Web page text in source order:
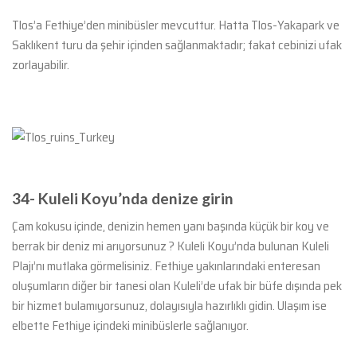
Tlos’a Fethiye’den minibüsler mevcuttur. Hatta Tlos-Yakapark ve
Saklıkent turu da şehir içinden sağlanmaktadır; fakat cebinizi ufak
zorlayabilir.
34- Kuleli Koyu’nda denize girin
Çam kokusu içinde, denizin hemen yanı başında küçük bir koy ve
berrak bir deniz mi arıyorsunuz ? Kuleli Koyu’nda bulunan Kuleli
Plajı’nı mutlaka görmelisiniz. Fethiye yakınlarındaki enteresan
oluşumların diğer bir tanesi olan Kuleli’de ufak bir büfe dışında pek
bir hizmet bulamıyorsunuz, dolayısıyla hazırlıklı gidin. Ulaşım ise
elbette Fethiye içindeki minibüslerle sağlanıyor.